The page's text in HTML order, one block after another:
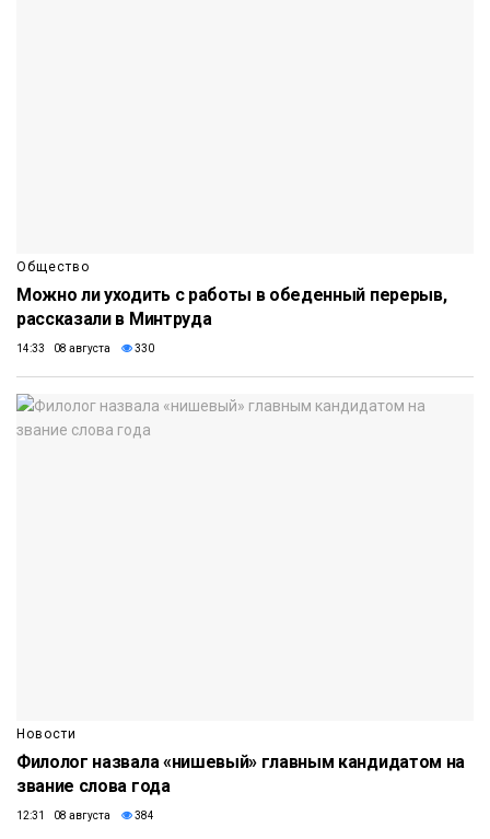
Общество
Можно ли уходить с работы в обеденный перерыв,
рассказали в Минтруда
14:33 08 августа 330
Новости
Филолог назвала «нишевый» главным кандидатом на
звание слова года
12:31 08 августа 384